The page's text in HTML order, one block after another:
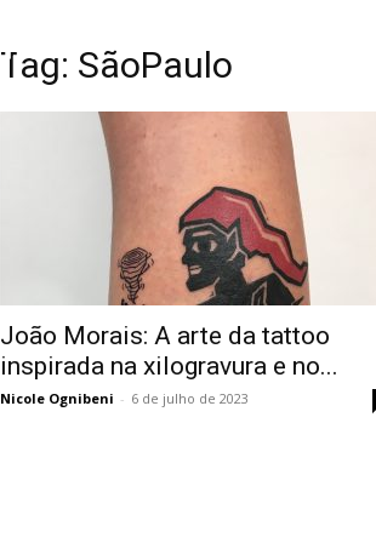
Tag: SãoPaulo
João Morais: A arte da tattoo
inspirada na xilogravura e no...
Nicole Ognibeni - 6 de julho de 2023